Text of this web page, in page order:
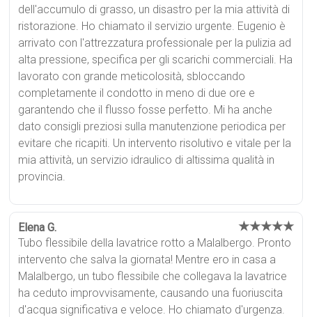
dell'accumulo di grasso, un disastro per la mia attività di
ristorazione. Ho chiamato il servizio urgente. Eugenio è
arrivato con l'attrezzatura professionale per la pulizia ad
alta pressione, specifica per gli scarichi commerciali. Ha
lavorato con grande meticolosità, sbloccando
completamente il condotto in meno di due ore e
garantendo che il flusso fosse perfetto. Mi ha anche
dato consigli preziosi sulla manutenzione periodica per
evitare che ricapiti. Un intervento risolutivo e vitale per la
mia attività, un servizio idraulico di altissima qualità in
provincia.
Elena G. ★★★★★
Tubo flessibile della lavatrice rotto a Malalbergo. Pronto
intervento che salva la giornata! Mentre ero in casa a
Malalbergo, un tubo flessibile che collegava la lavatrice
ha ceduto improvvisamente, causando una fuoriuscita
d'acqua significativa e veloce. Ho chiamato d'urgenza.